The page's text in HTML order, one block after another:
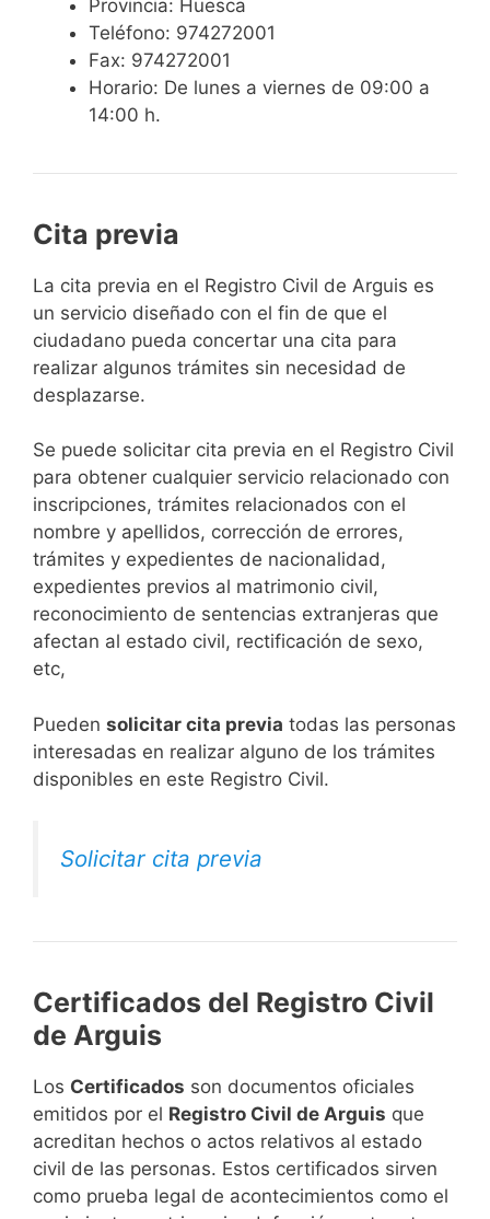
Provincia: Huesca
Teléfono: 974272001
Fax: 974272001
Horario: De lunes a viernes de 09:00 a
14:00 h.
Cita previa
​​​​​​​​​​​​​​​​​​​​​​​​​​​​La cita previa en el Registro Civil de Arguis es
un servicio diseñado con el fin de que el
ciudadano pueda concertar una cita para
realizar algunos trámites sin necesidad de
desplazarse.​
Se puede solicitar cita previa en el Registro Civil
para obtener cualquier servicio relacionado con
inscripciones, trámites relacionados con el
nombre y apellidos, corrección de errores,
trámites y expedientes de nacionalidad,
expedientes previos al matrimonio civil,
reconocimiento de sentencias extranjeras que
afectan al estado civil, rectificación de sexo,
etc,
​Pueden solicitar cita previa todas las personas
interesadas en realizar alguno de los trámites
disponibles en este Registro Civil.​
Solicitar cita previa
Certificados del Registro Civil
de Arguis
Los Certificados son documentos oficiales
emitidos por el Registro Civil de Arguis que
acreditan hechos o actos relativos al estado
civil de las personas. Estos certificados sirven
como prueba legal de acontecimientos como el